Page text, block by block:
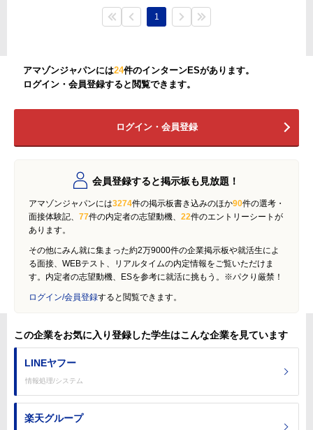
1
アマゾンジャパンには24件のインターンESがあります。
ログイン・会員登録すると閲覧できます。
ログイン・会員登録
会員登録すると掲示板も見放題！
アマゾンジャパンには3274件の掲示板書き込みのほか90件の選考・
面接体験記、 77件の内定者の志望動機、 22件のエントリーシートが
あります。
その他にみん就に集まった約2万9000件の企業掲示板や就活生によ
る面接、WEBテスト、リアルタイムの内定情報をご覧いただけま
す。内定者の志望動機、ESを参考に就活に挑もう。※パクり厳禁！
ログイン/会員登録すると閲覧できます。
この企業をお気に入り登録した学生はこんな企業を見ています
LINEヤフー
情報処理/システム
楽天グループ